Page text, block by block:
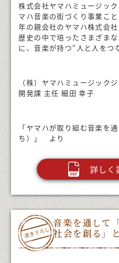
株式会社ヤマハミュージッ
マハ音楽の街づくり事業こ
年の親会社のヤマハ株式会
歴史の中で培ったさまざま
に、音楽が持つ“人と人を
（株）ヤマハミュージック
開発課 主任 細田 幸子
「ヤマハが取り組む音楽を
ち）」 より
詳しく
音楽を通して
社会を創る」